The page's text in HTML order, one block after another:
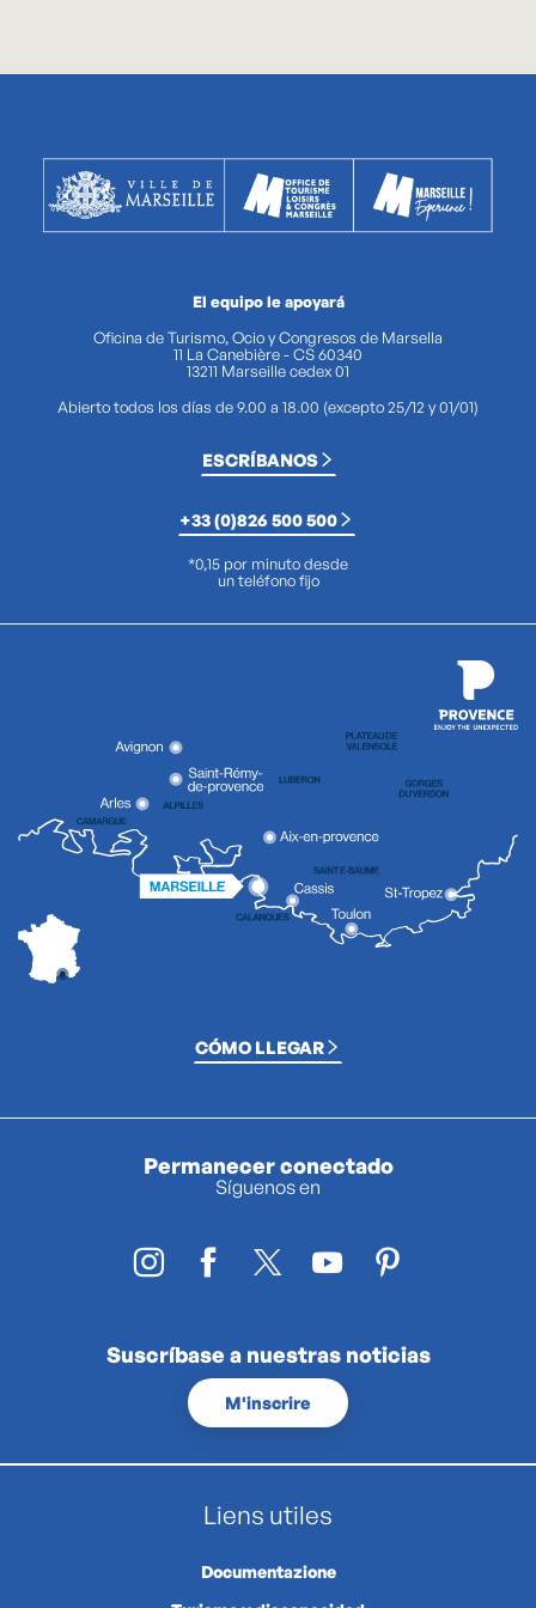
El equipo le apoyará
Oficina de Turismo, Ocio y Congresos de Marsella
11 La Canebière - CS 60340
13211 Marseille cedex 01
Abierto todos los días de 9.00 a 18.00 (excepto 25/12 y 01/01)
ESCRÍBANOS
+33 (0)826 500 500
*0,15 por minuto desde
un teléfono fijo
CÓMO LLEGAR
Permanecer conectado
Síguenos en
Suscríbase a nuestras noticias
M'inscrire
Liens utiles
Documentazione